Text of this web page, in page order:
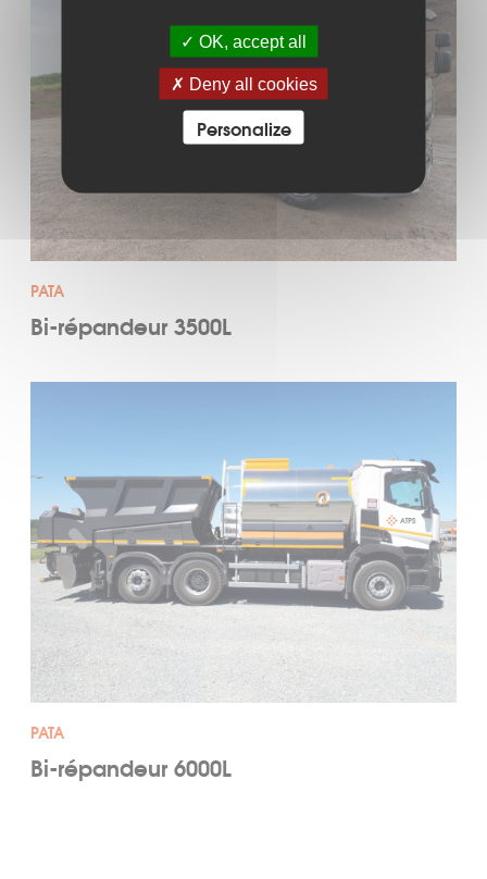
PATA
Bi-répandeur 3500L
PATA
Bi-répandeur 6000L
OK, accept all
Deny all cookies
Personalize